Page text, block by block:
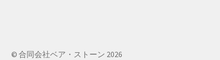
© 合同会社ベア・ストーン 2026